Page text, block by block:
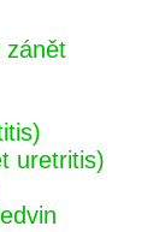
zánět
uretritis)